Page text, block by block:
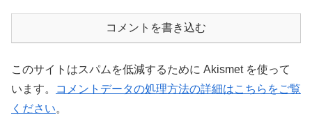
コメントを書き込む
このサイトはスパムを低減するために Akismet を使って
います。
コメントデータの処理方法の詳細はこちらをご覧
ください。